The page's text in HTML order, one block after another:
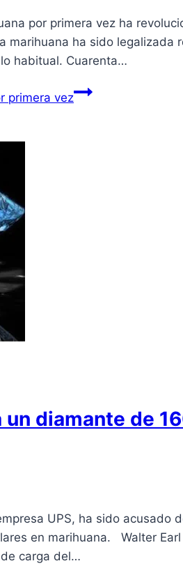
por primera vez ha
ha sido legalizada
habitual. Cuarenta…
primera vez
diamante de
UPS, ha sido
en marihuana. Walter
carga del…